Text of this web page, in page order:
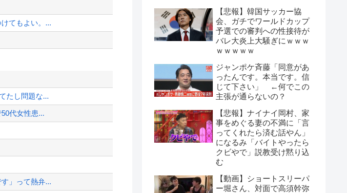
てもよい。...
ってしまう
間ぶり...
たし問題な...
代女性患...
」って熱弁...
【悲報】韓国サッカー協
会、ガチでワールドカップ
予選での審判への性接待が
バレ大炎上大騒ぎにｗｗｗ
ｗｗｗｗｗ
ジャンポケ斉藤「同意があ
ったんです。本当です。信
じて下さい」 ←何でこの
主張が通らないの？
【悲報】ナイナイ岡村、家
事をめぐる妻の不満に「言
ってくれたら済む話やん」
になるみ「バイトやったら
クビやで」説教受け黙り込
む
【動画】ショートスリーパ
ー堀さん、対面で高須幹弥